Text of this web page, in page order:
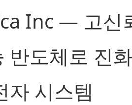
Inc — 고신
반도체로 진
자 시스템